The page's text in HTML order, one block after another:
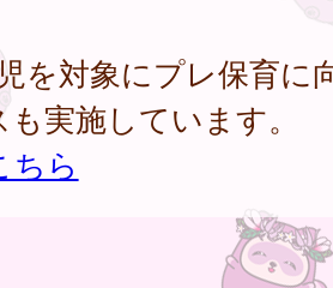
を対象にプレ保育に
実施しています。
ちら